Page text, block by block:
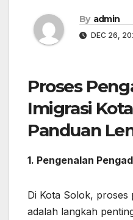
By admin
DEC 26,
Proses
Imigrasi
Panduan
1. Pengenalan
Di Kota Solok, proses
adalah langkah